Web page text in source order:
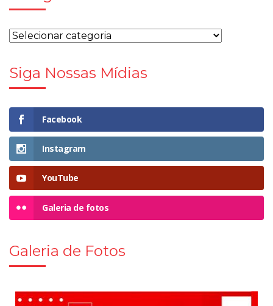
Siga Nossas Mídias
Facebook
Instagram
YouTube
Galeria de fotos
Galeria de Fotos